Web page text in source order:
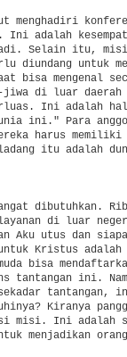
menghadiri
Ini adalah
Selain itu,
diundang untuk
bisa mengenal
di luar daerah
Ini adalah
ini." Para
harus memiliki
itu adalah
dibutuhkan.
di luar
Aku utus dan
Kristus adalah
bisa
tantangan ini.
tantangan,
Kiranya
misi. Ini adalah
menjadikan